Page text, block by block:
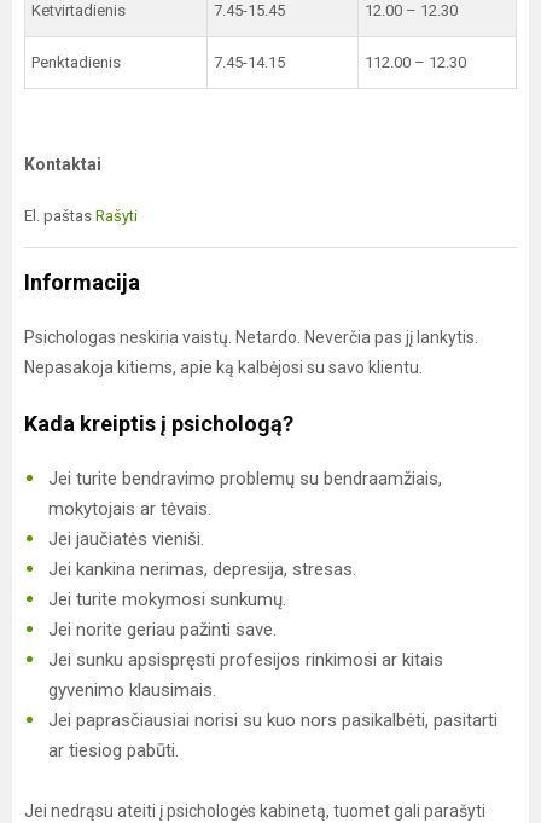
Ketvirtadienis 7.45-15.45 12.00 – 12.30
Penktadienis 7.45-14.15 112.00 – 12.30
Kontaktai
El. paštas Rašyti
Informacija
Psichologas neskiria vaistų. Netardo. Neverčia pas jį lankytis.
Nepasakoja kitiems, apie ką kalbėjosi su savo klientu.
Kada kreiptis į psichologą?
Jei turite bendravimo problemų su bendraamžiais,
mokytojais ar tėvais.
Jei jaučiatės vieniši.
Jei kankina nerimas, depresija, stresas.
Jei turite mokymosi sunkumų.
Jei norite geriau pažinti save.
Jei sunku apsispręsti profesijos rinkimosi ar kitais
gyvenimo klausimais.
Jei paprasčiausiai norisi su kuo nors pasikalbėti, pasitarti
ar tiesiog pabūti.
Jei nedrąsu ateiti į psichologės kabinetą, tuomet gali parašyti